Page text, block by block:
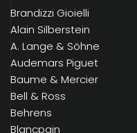
Brandizzi Gioielli
Alain Silberstein
A. Lange & Söhne
Audemars Piguet
Baume & Mercier
Bell & Ross
Behrens
Blancpain